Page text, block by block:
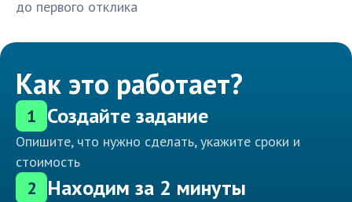
до первого отклика
Как это работает?
1 Создайте задание
Опишите, что нужно сделать, укажите сроки и
стоимость
2 Находим за 2 минуты